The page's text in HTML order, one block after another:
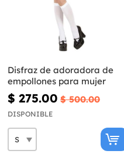
Disfraz de adoradora de
empollones para mujer
$ 275.00 $ 500.00
DISPONIBLE